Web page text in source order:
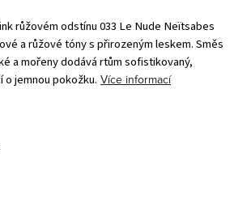
růžovém odstínu 033 Le Nude Neïtsabes
a růžové tóny s přirozeným leskem. Směs
a mořeny dodává rtům sofistikovaný,
jemnou pokožku. Více informací